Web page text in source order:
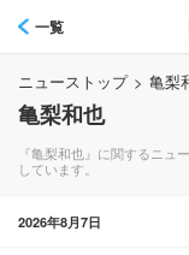
一覧
ニューストップ > 亀梨
亀梨和也
『亀梨和也』に関するニュ
しています。
2026年8月7日